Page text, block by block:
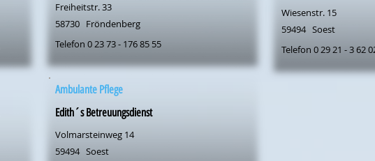
Freiheitstr. 33
58730 Fröndenberg
Telefon 0 23 73 - 176 85 55
Ambulante Pflege
Edith´s Betreuungsdienst
Volmarsteinweg 14
59494 Soest
Wiesenstr. 15
59494 Soest
Telefon 0 29 21 - 3 62